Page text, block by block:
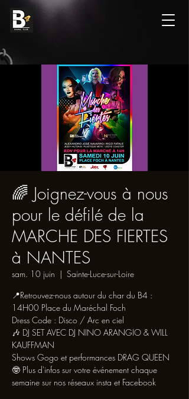
🌈 Joignez-vous à nous
pour le défilé de la
MARCHE DES FIERTES
à NANTES
sam. 10 juin
  |
Sainte-Luce-sur-Loire
📍Retrouvez-nous autour du char du B4 :
14H00 Place du Maréchal Foch
Dress Code : Disco / Arc en ciel
🎶 DJ SET AVEC DJ NINO ARANGIO & WILL
KAUFFMAN
Shows Gogo et performances DRAG QUEEN
🤓 Plus d'infos sur votre événement chaque
semaine sur nos réseaux insta et Facebook